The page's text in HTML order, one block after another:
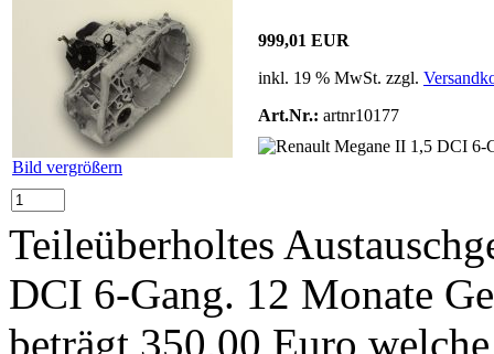
Bild vergrößern
999,01 EUR
inkl. 19 % MwSt. zzgl.
Art.Nr.: artnr10177
Teileüberholtes
DCI 6-Gang. 12 Monate
beträgt 350,00 Euro